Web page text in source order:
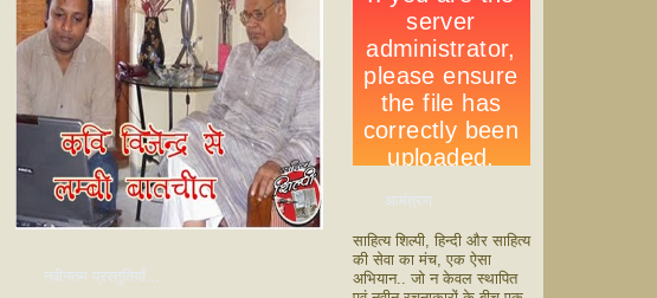
नवीनतम प्रस्तुतियाँ...
आमंत्रण
साहित्य शिल्पी, हिन्दी और साहित्य
की सेवा का मंच, एक ऐसा
अभियान.. जो न केवल स्थापित